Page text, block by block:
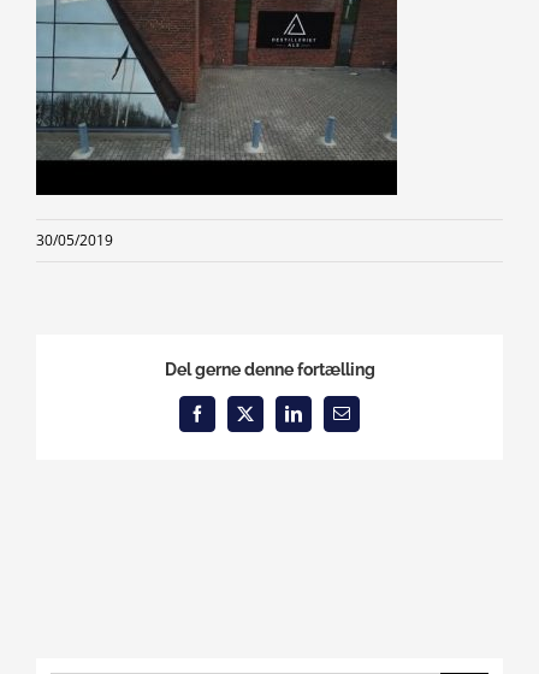
30/05/2019
Del gerne denne fortælling
Facebook
X LinkedInEmail